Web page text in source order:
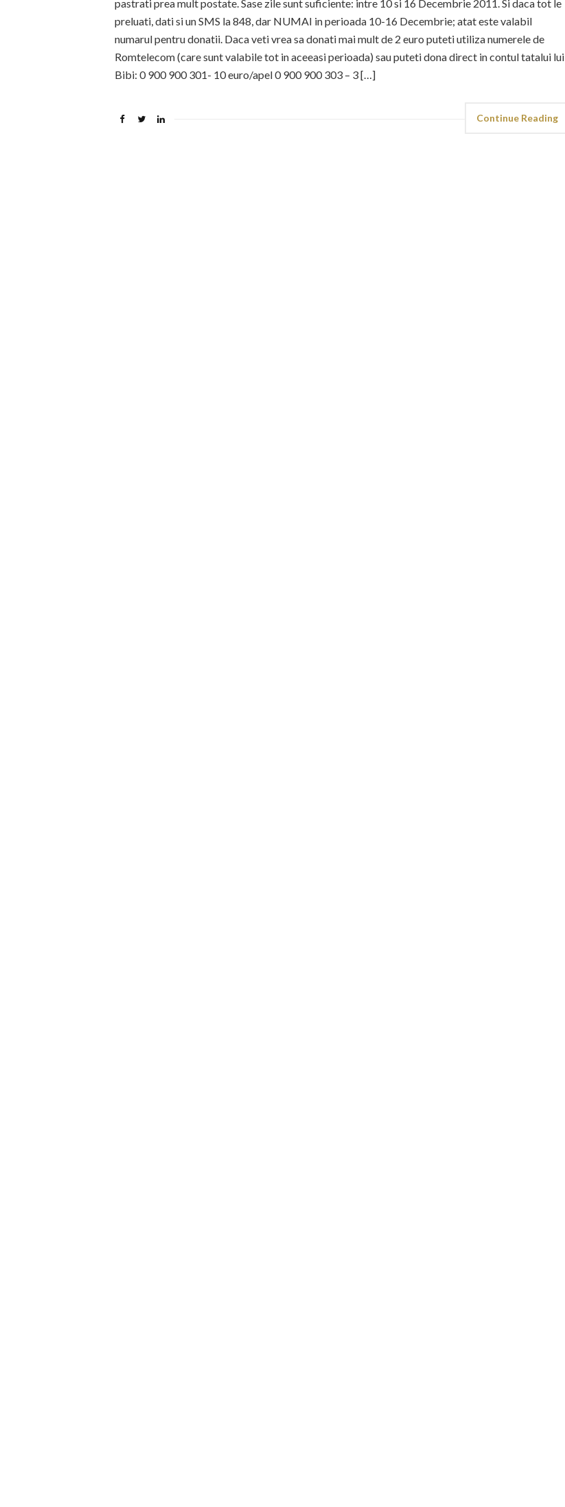
pastrati prea mult postate. Sase zile sunt suficiente: intre 10 si 16 Decembrie 2011. Si daca tot le
preluati, dati si un SMS la 848, dar NUMAI in perioada 10-16 Decembrie; atat este valabil
numarul pentru donatii. Daca veti vrea sa donati mai mult de 2 euro puteti utiliza numerele de
Romtelecom (care sunt valabile tot in aceeasi perioada) sau puteti dona direct in contul tatalui lui
Bibi: 0 900 900 301- 10 euro/apel 0 900 900 303 – 3 […]
Continue Reading